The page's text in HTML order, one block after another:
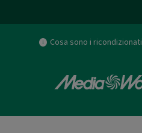
Cosa sono i ricondizionati